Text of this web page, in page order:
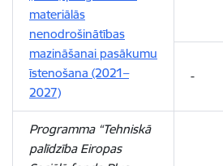
materiālās
nenodrošinātības
mazināšanai pasākumu
īstenošana (2021–
2027)
-
Programma “Tehniskā
palīdzība Eiropas